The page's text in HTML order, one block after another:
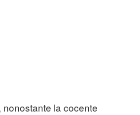
nonostante la cocente